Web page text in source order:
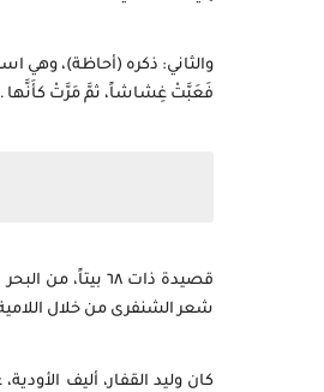
والثاني: ذكره (أحاظة)، وهي
فَعَبَّتْ غِشاشاً، ثمَّ مَرَّتْ كأَنَّها
قصيدة ذات ٦٨
شعر الشنفرى من خلال
كان وليد القفار، أليف